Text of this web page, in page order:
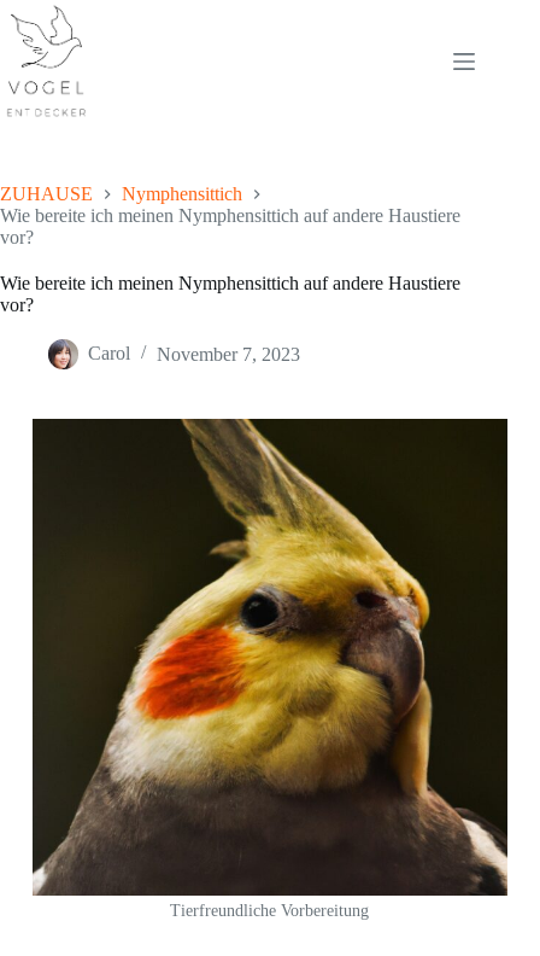
content
ZUHAUSE
Nymphensittich
Wie bereite ich meinen Nymphensittich auf andere Haustiere
vor?
Wie bereite ich meinen Nymphensittich auf andere Haustiere
vor?
Carol November 7, 2023
Tierfreundliche Vorbereitung